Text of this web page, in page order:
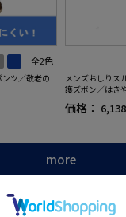
全2色
ツ／敬老の
メンズおしりス
護ズボン／はき
の日／ギフト／
価格：
more